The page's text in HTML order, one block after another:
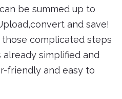
be summed up to
and save!
complicated steps
already simplified and
friendly and easy to